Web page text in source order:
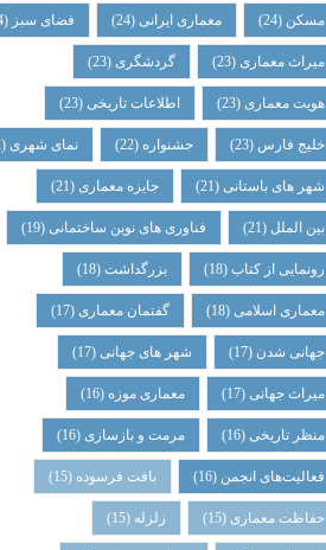
مسکن (24) معماری ایرانی(24) فضای سبز (24)
میراث معماری(23) گردشگری(23)
هویت معماری(23) اطلاعات تاریخی(23)
خلیج فارس (23) جشنواره (22) نمای شهری(22)
شهر های باستانی(21) جایزه معماری(21)
بین الملل (21) فناوری های نوین ساختمانی(19)
رونمایی از کتاب(18) بزرگداشت(18)
معماری اسلامی(18) گفتمان معماری(17)
جهانی شدن (17) شهر های جهانی(17)
میراث جهانی(17) معماری موزه (16)
منظر تاریخی(16) مرمت و بازسازی(16)
فعالیت‌های انجمن (16) بافت فرسوده (15)
حفاظت معماری (15) زلزله (15)